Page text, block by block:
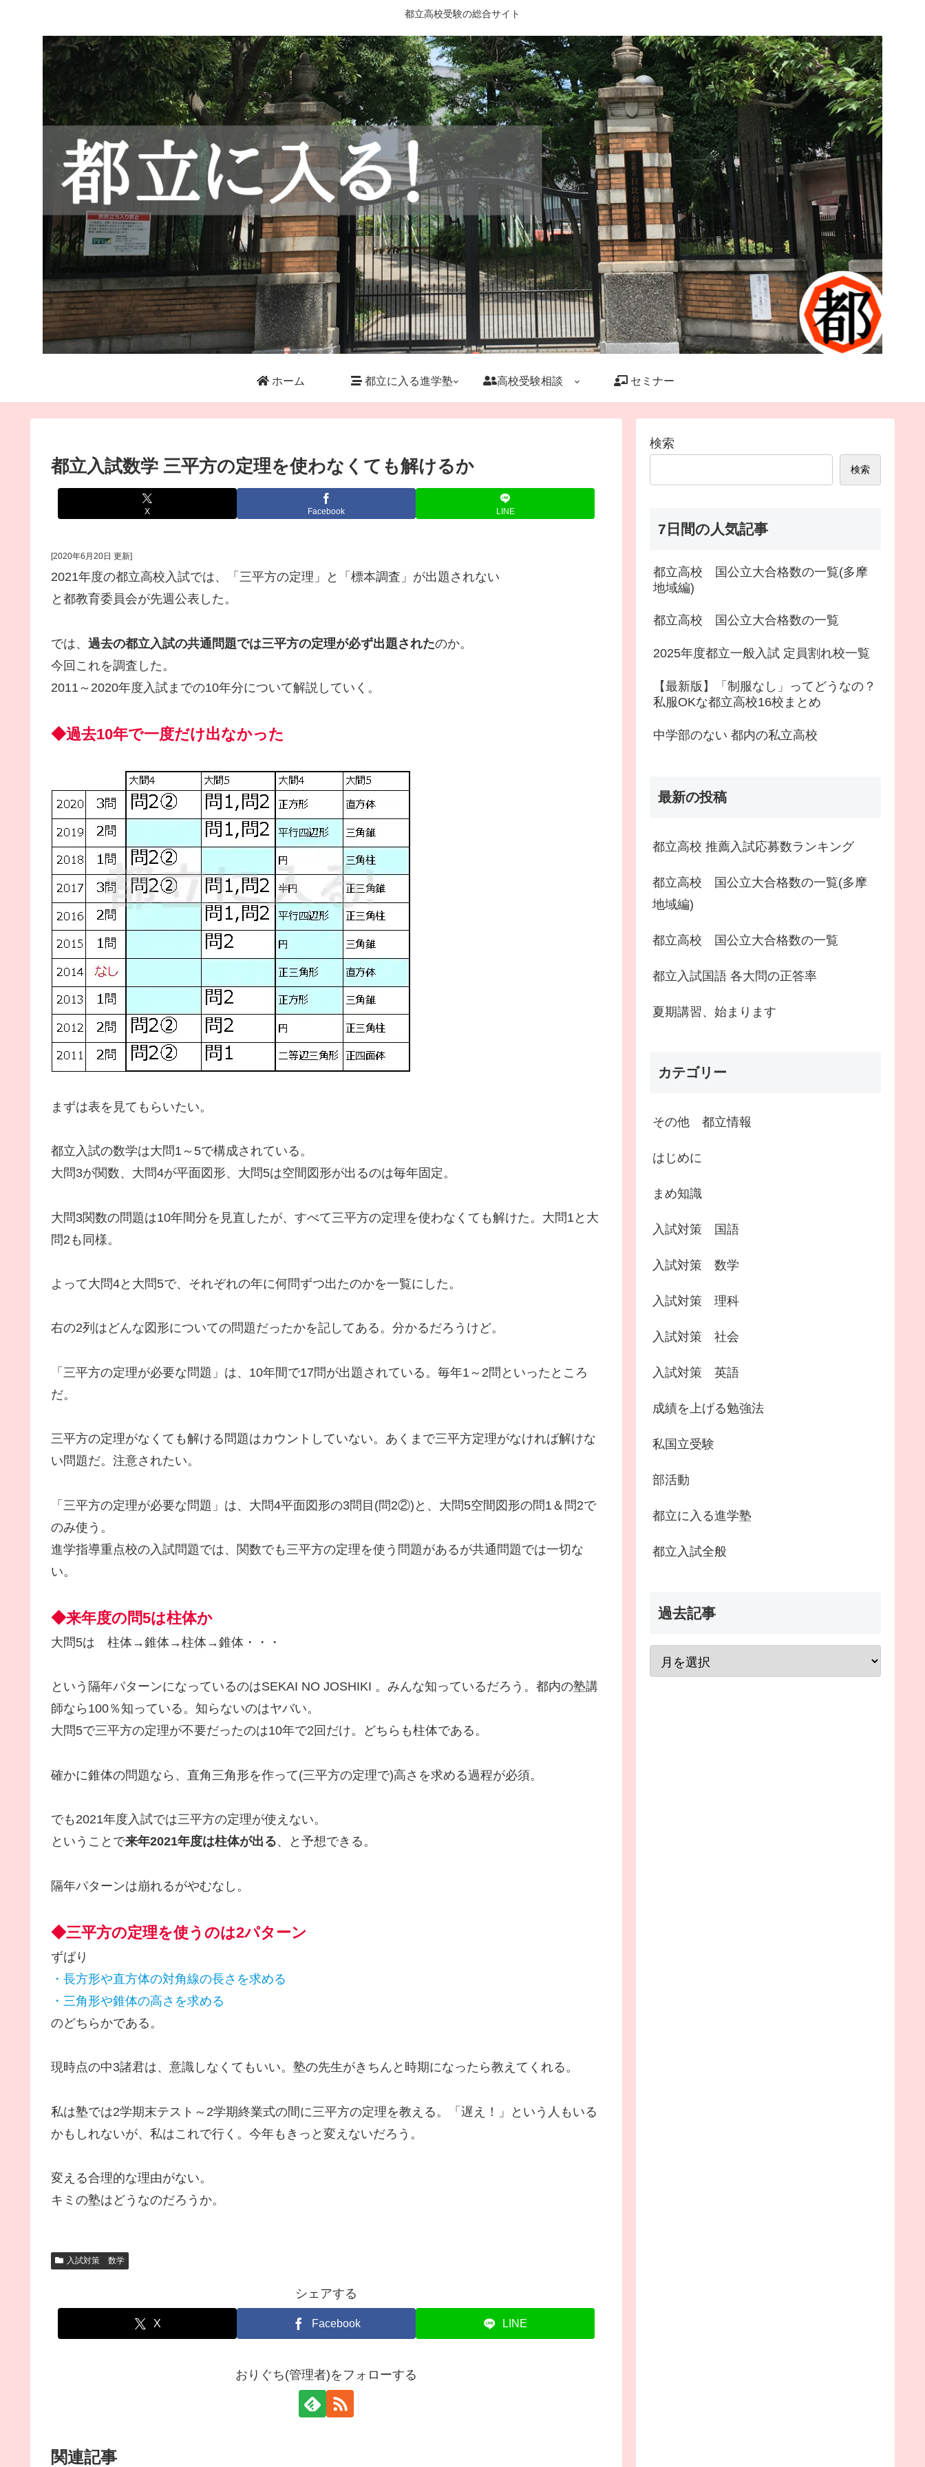
都立高校受験の総合サイト
ホーム 都立に入る進学塾 高校受験相談 セミナー
都立入試数学 三平方の定理を使わなくても解けるか
X Facebook LINE
[2020年6月20日 更新]
2021年度の都立高校入試では、「三平方の定理」と「標本調査」が出題されない
と都教育委員会が先週公表した。
では、 過去の都立入試の共通問題では三平方の定理が必ず出題されたのか。
今回これを調査した。
2011～2020年度入試までの10年分について解説していく。
◆過去10年で一度だけ出なかった
まずは表を見てもらいたい。
都立入試の数学は大問1～5で構成されている。
大問3が関数、大問4が平面図形、大問5は空間図形が出るのは毎年固定。
大問3関数の問題は10年間分を見直したが、すべて三平方の定理を使わなくても解けた。大問1と大
問2も同様。
よって大問4と大問5で、それぞれの年に何問ずつ出たのかを一覧にした。
右の2列はどんな図形についての問題だったかを記してある。分かるだろうけど。
「三平方の定理が必要な問題」は、10年間で17問が出題されている。毎年1～2問といったところ
だ。
三平方の定理がなくても解ける問題はカウントしていない。あくまで三平方定理がなければ解けな
い問題だ。注意されたい。
「三平方の定理が必要な問題」は、大問4平面図形の3問目(問2②)と、大問5空間図形の問1＆問2で
のみ使う。
進学指導重点校の入試問題では、関数でも三平方の定理を使う問題があるが共通問題では一切な
い。
◆来年度の問5は柱体か
大問5は 柱体→錐体→柱体→錐体・・・
という隔年パターンになっているのはSEKAI NO JOSHIKI 。みんな知っているだろう。都内の塾講
師なら100％知っている。知らないのはヤバい。
大問5で三平方の定理が不要だったのは10年で2回だけ。どちらも柱体である。
確かに錐体の問題なら、直角三角形を作って(三平方の定理で)高さを求める過程が必須。
でも2021年度入試では三平方の定理が使えない。
ということで来年2021年度は柱体が出る、と予想できる。
隔年パターンは崩れるがやむなし。
◆三平方の定理を使うのは2パターン
ずばり
・長方形や直方体の対角線の長さを求める
・三角形や錐体の高さを求める
のどちらかである。
現時点の中3諸君は、意識しなくてもいい。塾の先生がきちんと時期になったら教えてくれる。
私は塾では2学期末テスト～2学期終業式の間に三平方の定理を教える。「遅え！」という人もいる
かもしれないが、私はこれで行く。今年もきっと変えないだろう。
変える合理的な理由がない。
キミの塾はどうなのだろうか。
入試対策 数学
シェアする
X Facebook LINE
おりぐち(管理者)をフォローする
関連記事
検索
検索
7日間の人気記事
都立高校 国公立大合格数の一覧(多摩
地域編)
都立高校 国公立大合格数の一覧
2025年度都立一般入試 定員割れ校一覧
【最新版】「制服なし」ってどうなの？
私服OKな都立高校16校まとめ
中学部のない 都内の私立高校
最新の投稿
都立高校 推薦入試応募数ランキング
都立高校 国公立大合格数の一覧(多摩
地域編)
都立高校 国公立大合格数の一覧
都立入試国語 各大問の正答率
夏期講習、始まります
カテゴリー
その他 都立情報
はじめに
まめ知識
入試対策 国語
入試対策 数学
入試対策 理科
入試対策 社会
入試対策 英語
成績を上げる勉強法
私国立受験
部活動
都立に入る進学塾
都立入試全般
過去記事